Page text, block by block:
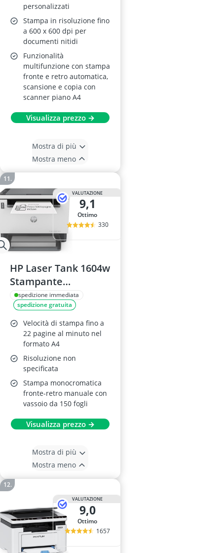
personalizzati
Stampa in risoluzione fino
a 600 x 600 dpi per
documenti nitidi
Funzionalità
multifunzione con stampa
fronte e retro automatica,
scansione e copia con
scanner piano A4
Visualizza prezzo →
Mostra di più
Mostra meno
VALUTAZIONE
9,1
Ottimo
330
HP Laser Tank 1604w
Stampante
Monocromatica Wi-
Fi
spedizione immediata
spedizione gratuita
Velocità di stampa fino a
22 pagine al minuto nel
formato A4
Risoluzione non
specificata
Stampa monocromatica
fronte-retro manuale con
vassoio da 150 fogli
Visualizza prezzo →
Mostra di più
Mostra meno
VALUTAZIONE
9,0
Ottimo
1657